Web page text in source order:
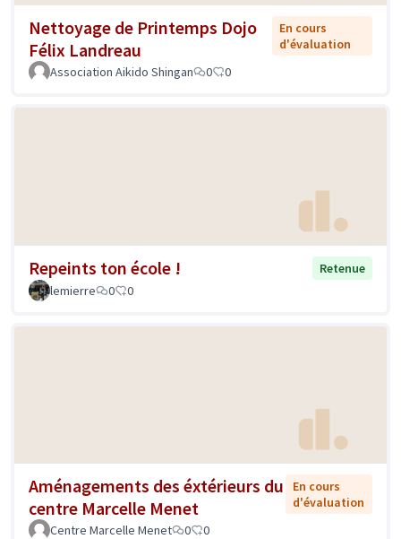
Nettoyage de Printemps Dojo
Félix Landreau
En cours
d'évaluation
Association Aikido Shingan
0 0
Repeints ton école !
Retenue
lemierre
0 0
Aménagements des éxtérieurs du
centre Marcelle Menet
En cours
d'évaluation
Centre Marcelle Menet
0 0